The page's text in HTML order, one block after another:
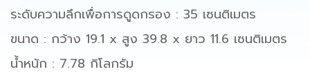
ระดับความลึกเพื่อการดูดกรอง : 35 เซนติเมตร
ขนาด : กว้าง 19.1 x สูง 39.8 x ยาว 11.6 เซนติเมตร
น้ำหนัก : 7.78 กิโลกรัม